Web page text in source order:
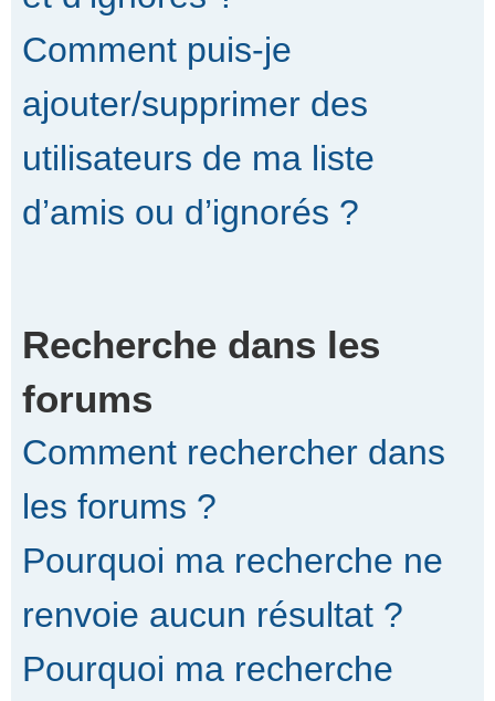
Comment puis-je
ajouter/supprimer des
utilisateurs de ma liste
d’amis ou d’ignorés ?
Recherche dans les
forums
Comment rechercher dans
les forums ?
Pourquoi ma recherche ne
renvoie aucun résultat ?
Pourquoi ma recherche